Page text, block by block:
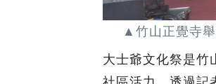
▲竹山正覺寺
大士爺文化祭是竹